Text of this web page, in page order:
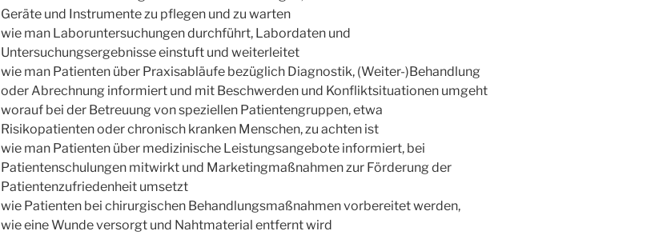
Geräte und Instrumente zu pflegen und zu warten
wie man Laboruntersuchungen durchführt, Labordaten und
Untersuchungsergebnisse einstuft und weiterleitet
wie man Patienten über Praxisabläufe bezüglich Diagnostik, (Weiter-)Behandlung
oder Abrechnung informiert und mit Beschwerden und Konfliktsituationen umgeht
worauf bei der Betreuung von speziellen Patientengruppen, etwa
Risikopatienten oder chronisch kranken Menschen, zu achten ist
wie man Patienten über medizinische Leistungsangebote informiert, bei
Patientenschulungen mitwirkt und Marketingmaßnahmen zur Förderung der
Patientenzufriedenheit umsetzt
wie Patienten bei chirurgischen Behandlungsmaßnahmen vorbereitet werden,
wie eine Wunde versorgt und Nahtmaterial entfernt wird